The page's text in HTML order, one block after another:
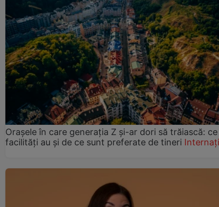
Orașele în care generația Z și-ar dori să trăiască: ce
facilități au și de ce sunt preferate de tineri